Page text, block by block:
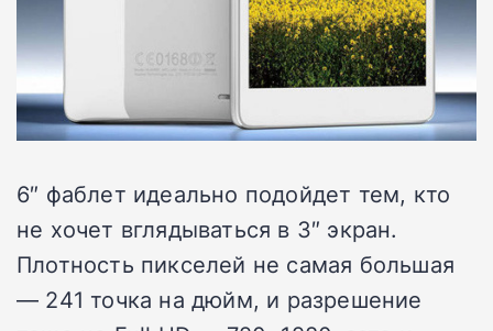
6″ фаблет идеально подойдет тем, кто
не хочет вглядываться в 3″ экран.
Плотность пикселей не самая большая
— 241 точка на дюйм, и разрешение